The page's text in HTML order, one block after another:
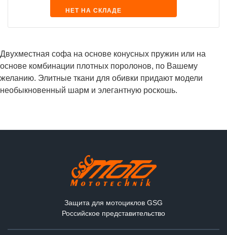
НЕТ НА СКЛАДЕ
Двухместная софа на основе конусных пружин или на
основе комбинации плотных поролонов, по Вашему
желанию. Элитные ткани для обивки придают модели
необыкновенный шарм и элегантную роскошь.
Защита для мотоциклов GSG
Российское представительство